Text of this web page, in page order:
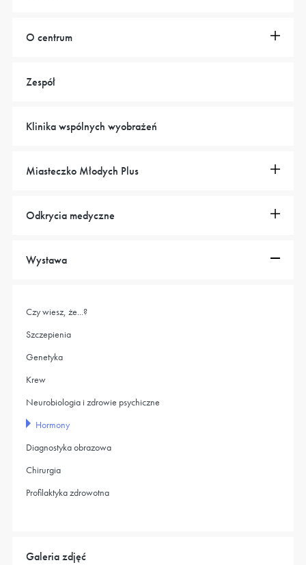
O centrum
Zespół
Klinika wspólnych wyobrażeń
Miasteczko Młodych Plus
Odkrycia medyczne
Wystawa
Czy wiesz, że...?
Szczepienia
Genetyka
Krew
Neurobiologia i zdrowie psychiczne
Hormony
Diagnostyka obrazowa
Chirurgia
Profilaktyka zdrowotna
Galeria zdjęć